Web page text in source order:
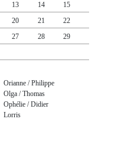
13 14
15
20 21
22
27 28
29
Orianne / Philippe
Olga / Thomas
Ophélie / Didier
Lorris